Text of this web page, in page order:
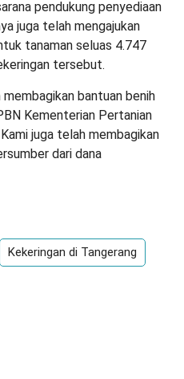
pendukung penyediaan
juga telah mengajukan
tanaman seluas 4.747
tersebut.
bantuan benih
Kementerian Pertanian
juga telah membagikan
dari dana
Kekeringan di Tangerang